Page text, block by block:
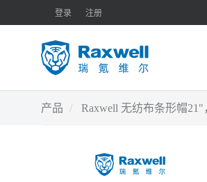
登录 注册
产品 Raxwell 无纺布条形帽21"